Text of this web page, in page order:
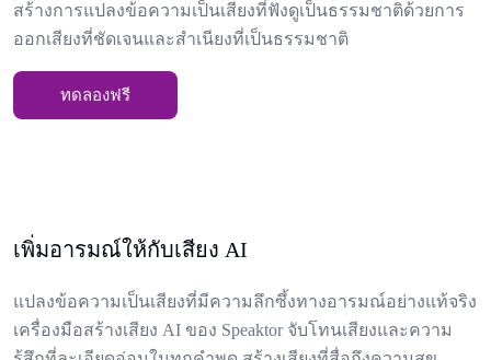
สร้างการแปลงข้อความเป็นเสียงที่ฟังดูเป็นธรรมชาติด้วยการ
ออกเสียงที่ชัดเจนและสำเนียงที่เป็นธรรมชาติ
ทดลองฟรี
เพิ่มอารมณ์ให้กับเสียง AI
แปลงข้อความเป็นเสียงที่มีความลึกซึ้งทางอารมณ์อย่างแท้จริง
เครื่องมือสร้างเสียง AI ของ Speaktor จับโทนเสียงและความ